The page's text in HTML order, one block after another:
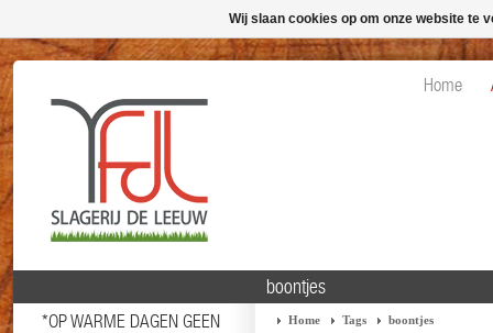
Home
*OP WARME DAGEN GEEN
boontjes
Home Tags boontjes
Wij slaan cookies op om onze website te